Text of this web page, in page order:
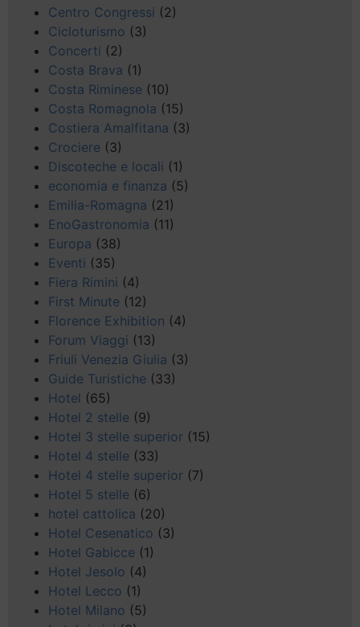
Centro Congressi (2)
Cicloturismo (3)
Concerti (2)
Costa Brava (1)
Costa Riminese (10)
Costa Romagnola (15)
Costiera Amalfitana (3)
Crociere (3)
Discoteche e locali (1)
economia e finanza (5)
Emilia-Romagna (21)
EnoGastronomia (11)
Europa (38)
Eventi (35)
Fiera Rimini (4)
First Minute (12)
Florence Exhibition (4)
Forum Viaggi (13)
Friuli Venezia Giulia (3)
Guide Turistiche (33)
Hotel (65)
Hotel 2 stelle (9)
Hotel 3 stelle superior (15)
Hotel 4 stelle (33)
Hotel 4 stelle superior (7)
Hotel 5 stelle (6)
hotel cattolica (20)
Hotel Cesenatico (3)
Hotel Gabicce (1)
Hotel Jesolo (4)
Hotel Lecco (1)
Hotel Milano (5)